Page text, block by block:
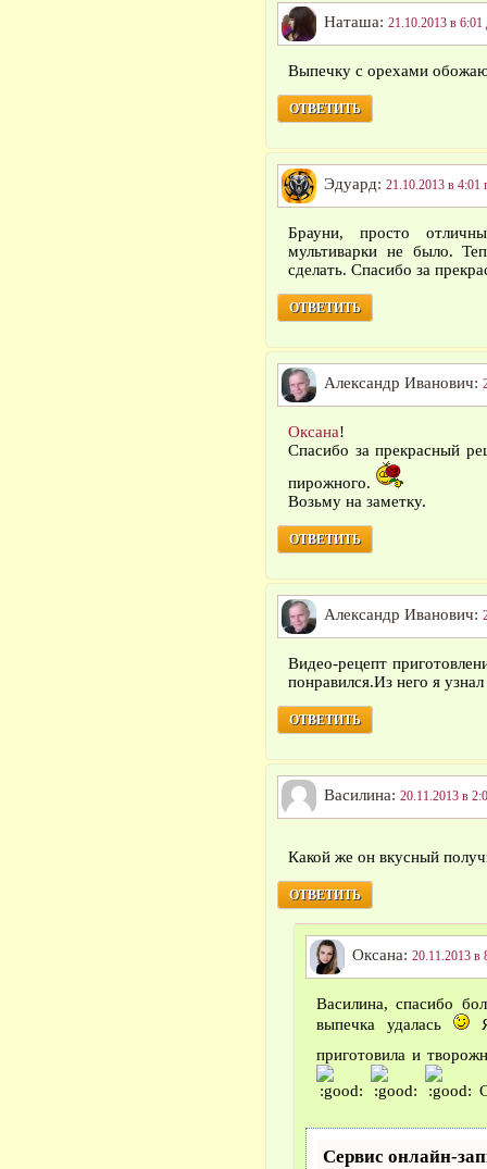
Наташа: 21.10.2013 в 6:01
Выпечку с орехами
ОТВЕТИТЬ
Эдуард: 21.10.2013 в 4:01
Брауни, просто
мультиварки не было.
сделать. Спасибо за
ОТВЕТИТЬ
Александр Иванович:
Оксана!
Спасибо за прекрасный
пирожного.
Возьму на заметку.
ОТВЕТИТЬ
Александр Иванович:
Видео-рецепт
понравился.Из него я
ОТВЕТИТЬ
Василина: 20.11.2013 в
Какой же он вкусный
ОТВЕТИТЬ
Оксана: 20.11.2013 в
Василина, спасибо
выпечка удалась
приготовила и
Сервис онлайн-